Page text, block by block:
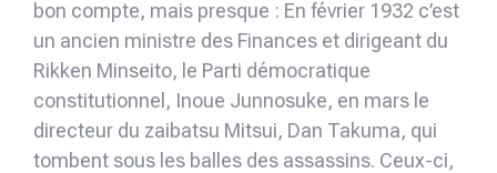
bon compte, mais presque : En février 1932 c’est
un ancien ministre des Finances et dirigeant du
Rikken Minseito, le Parti démocratique
constitutionnel, Inoue Junnosuke, en mars le
directeur du zaibatsu Mitsui, Dan Takuma, qui
tombent sous les balles des assassins. Ceux-ci,